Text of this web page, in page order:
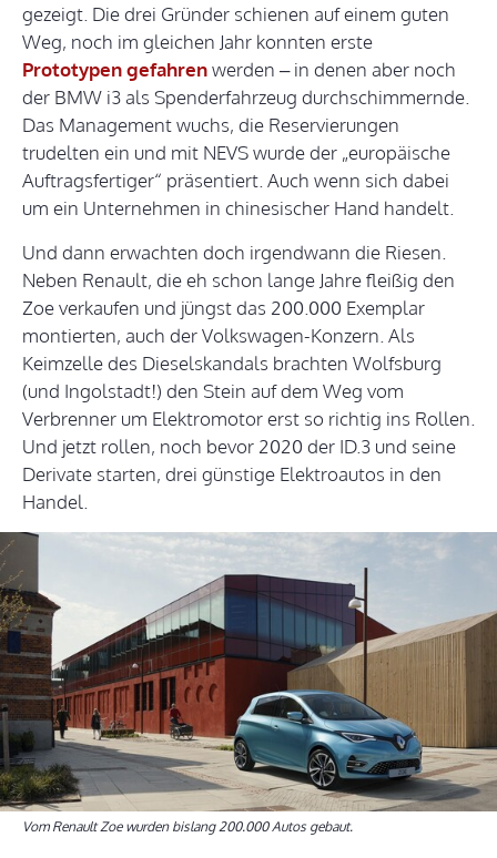
gezeigt. Die drei Gründer schienen auf einem guten
Weg, noch im gleichen Jahr konnten erste
Prototypen gefahrenwerden – in denen aber noch
der BMW i3 als Spenderfahrzeug durchschimmernde.
Das Management wuchs, die Reservierungen
trudelten ein und mit NEVS wurde der „europäische
Auftragsfertiger“ präsentiert. Auch wenn sich dabei
um ein Unternehmen in chinesischer Hand handelt.
Und dann erwachten doch irgendwann die Riesen.
Neben Renault, die eh schon lange Jahre fleißig den
Zoe verkaufen und jüngst das 200.000 Exemplar
montierten, auch der Volkswagen-Konzern. Als
Keimzelle des Dieselskandals brachten Wolfsburg
(und Ingolstadt!) den Stein auf dem Weg vom
Verbrenner um Elektromotor erst so richtig ins Rollen.
Und jetzt rollen, noch bevor 2020 der ID.3 und seine
Derivate starten, drei günstige Elektroautos in den
Handel.
Vom Renault Zoe wurden bislang 200.000 Autos gebaut.